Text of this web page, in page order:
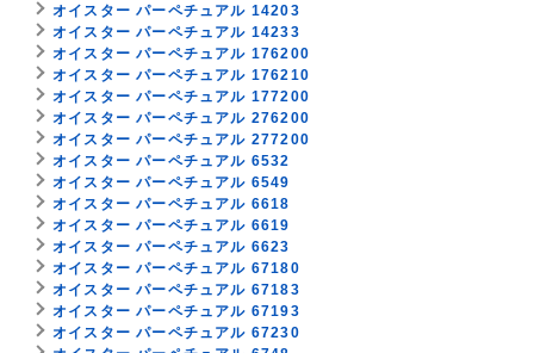
オイスター パーペチュアル 14203
オイスター パーペチュアル 14233
オイスター パーペチュアル 176200
オイスター パーペチュアル 176210
オイスター パーペチュアル 177200
オイスター パーペチュアル 276200
オイスター パーペチュアル 277200
オイスター パーペチュアル 6532
オイスター パーペチュアル 6549
オイスター パーペチュアル 6618
オイスター パーペチュアル 6619
オイスター パーペチュアル 6623
オイスター パーペチュアル 67180
オイスター パーペチュアル 67183
オイスター パーペチュアル 67193
オイスター パーペチュアル 67230